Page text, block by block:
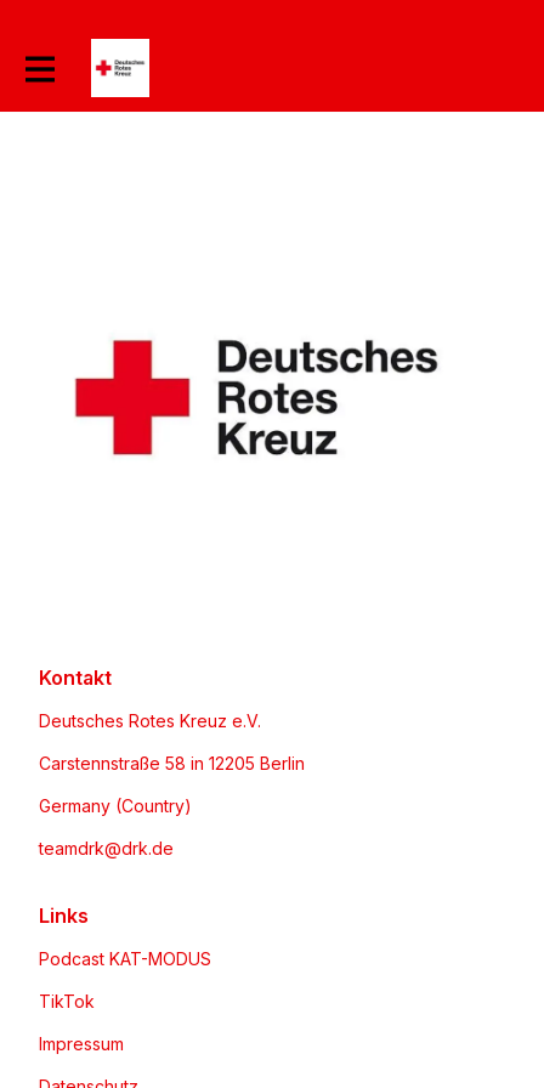
Kontakt
Deutsches Rotes Kreuz e.V.
Carstennstraße 58 in 12205 Berlin
Germany (Country)
teamdrk@drk.de
Links
Podcast KAT-MODUS
TikTok
Impressum